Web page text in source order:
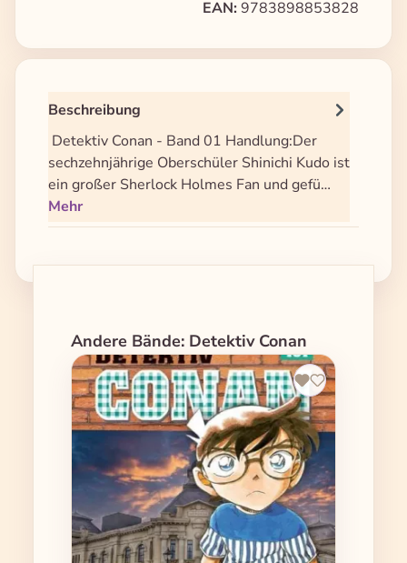
EAN: 9783898853828
Beschreibung
Detektiv Conan - Band 01 Handlung:Der
sechzehnjährige Oberschüler Shinichi Kudo ist
ein großer Sherlock Holmes Fan und gefü…
Mehr
Produktgalerie überspringen
Andere Bände: Detektiv Conan